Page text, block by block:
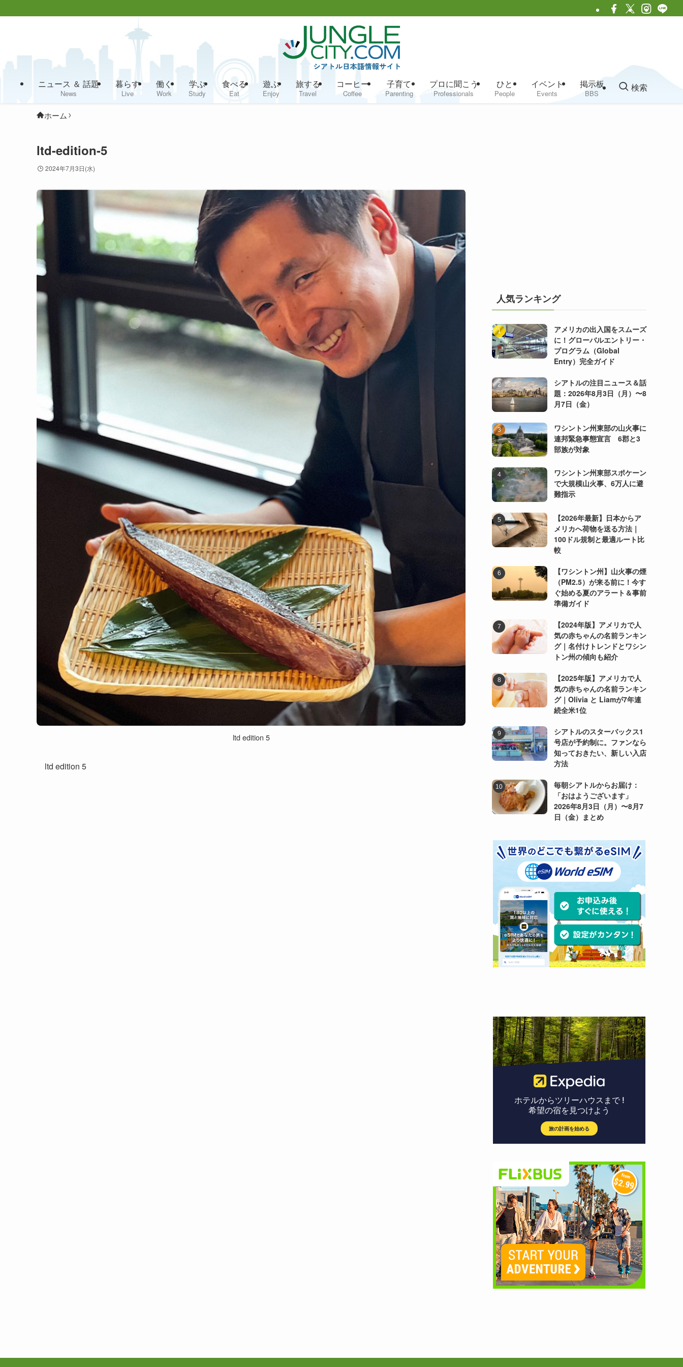
ニュース ＆ 話題
News
暮らす
Live
働く
Work
学ぶ
Study
食べる
Eat
遊ぶ
Enjoy
旅する
Travel
コーヒー
Coffee
子育て
Parenting
プロに聞こう
Professionals
ひと
People
イベント
Events
掲示板
BBS
検索
ホーム
ltd-edition-5
2024年7月3日(水)
ltd edition 5
ltd edition 5
人気ランキング
アメリカの出入国をスムーズ
に！グローバルエントリー・
プログラム（Global
Entry）完全ガイド
シアトルの注目ニュース＆話
題：2026年8月3日（月）〜8
月7日（金）
ワシントン州東部の山火事に
連邦緊急事態宣言 6郡と3
部族が対象
ワシントン州東部スポケーン
で大規模山火事、6万人に避
難指示
【2026年最新】日本からア
メリカへ荷物を送る方法｜
100ドル規制と最適ルート比
較
【ワシントン州】山火事の煙
（PM2.5）が来る前に！今す
ぐ始める夏のアラート＆事前
準備ガイド
【2024年版】アメリカで人
気の赤ちゃんの名前ランキン
グ｜名付けトレンドとワシン
トン州の傾向も紹介
【2025年版】アメリカで人
気の赤ちゃんの名前ランキン
グ｜Olivia と Liamが7年連
続全米1位
シアトルのスターバックス1
号店が予約制に。ファンなら
知っておきたい、新しい入店
方法
毎朝シアトルからお届け：
「おはようございます」
2026年8月3日（月）〜8月7
日（金）まとめ